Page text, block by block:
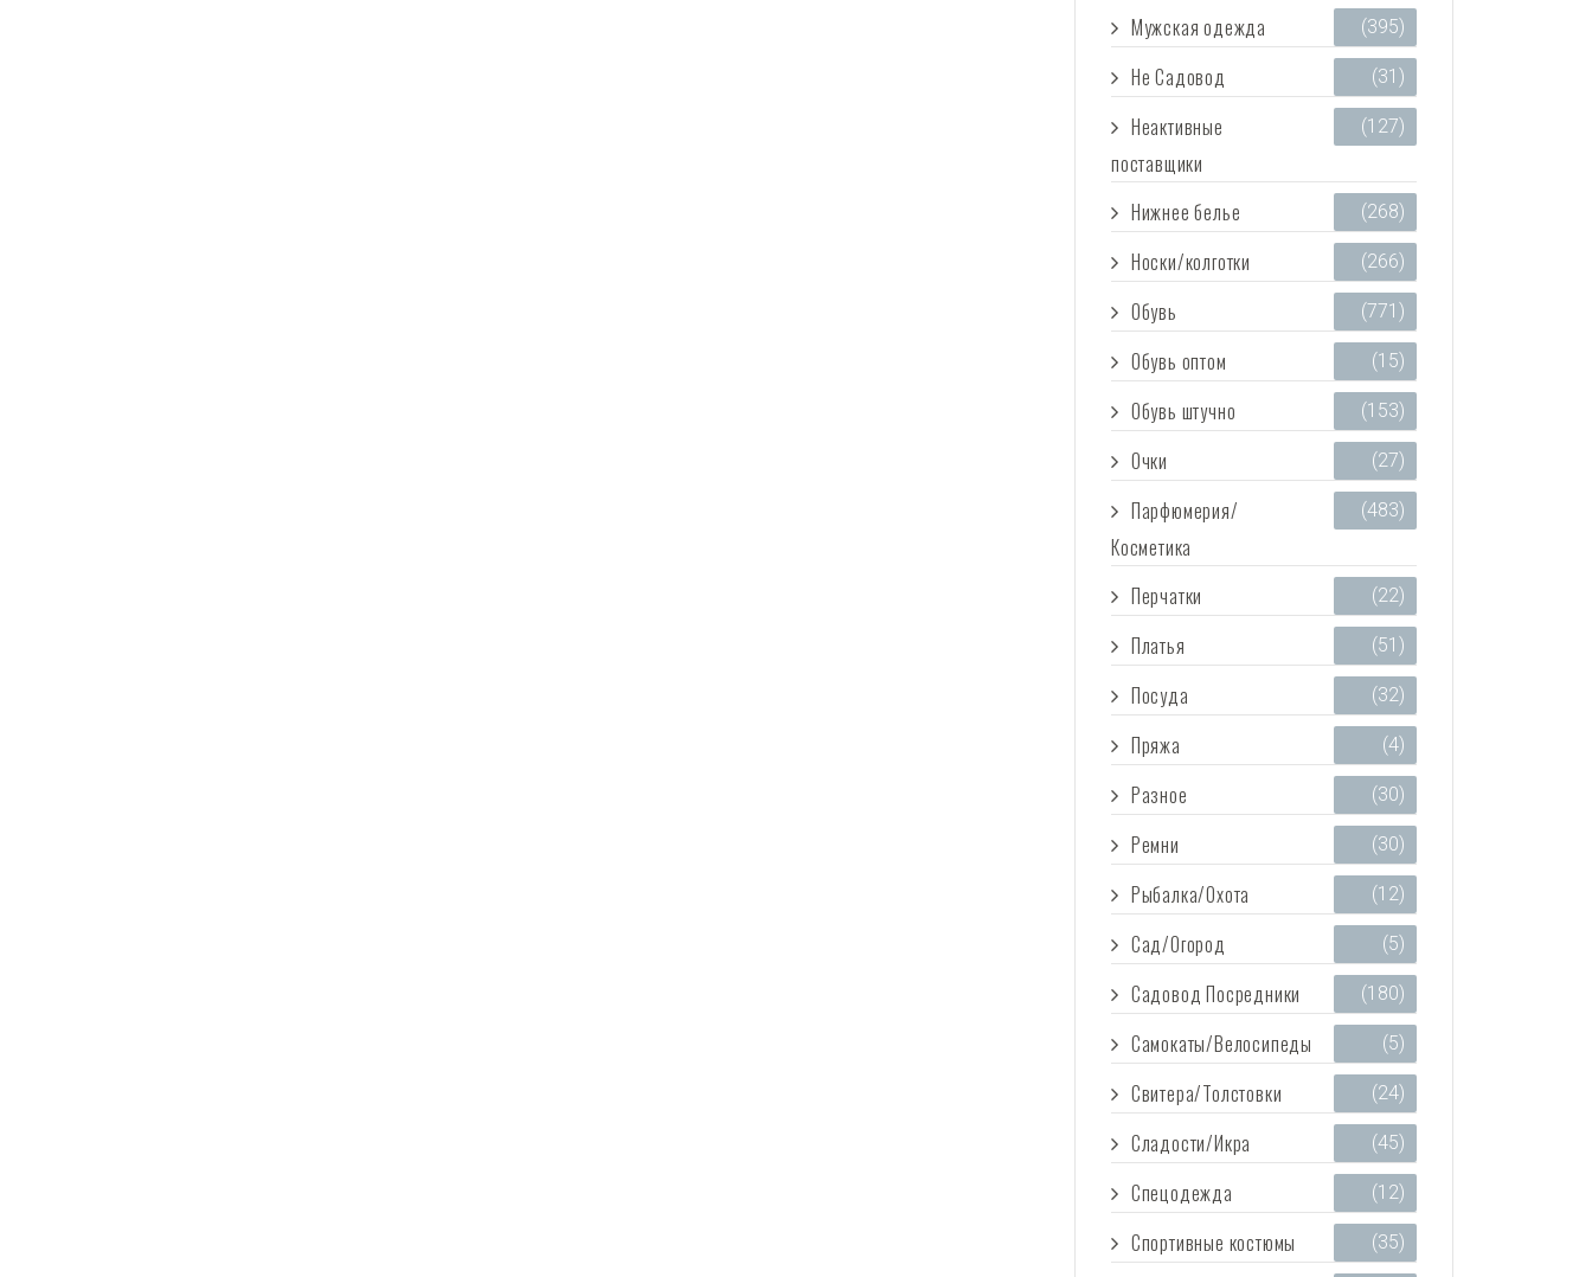
Мужская одежда (395)
Не Садовод (31)
Неактивные
поставщики
(127)
Нижнее белье (268)
Носки/колготки (266)
Обувь (771)
Обувь оптом (15)
Обувь штучно (153)
Очки (27)
Парфюмерия/
Косметика
(483)
Перчатки (22)
Платья (51)
Посуда (32)
Пряжа (4)
Разное (30)
Ремни (30)
Рыбалка/Охота (12)
Сад/Огород (5)
Садовод Посредники (180)
Самокаты/Велосипеды (5)
Свитера/Толстовки (24)
Сладости/Икра (45)
Спецодежда (12)
Спортивные костюмы (35)